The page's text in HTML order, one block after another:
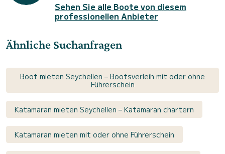
Sehen Sie alle Boote von diesem
professionellen Anbieter
Ähnliche Suchanfragen
Boot mieten Seychellen – Bootsverleih mit oder ohne
Führerschein
Katamaran mieten Seychellen – Katamaran chartern
Katamaran mieten mit oder ohne Führerschein